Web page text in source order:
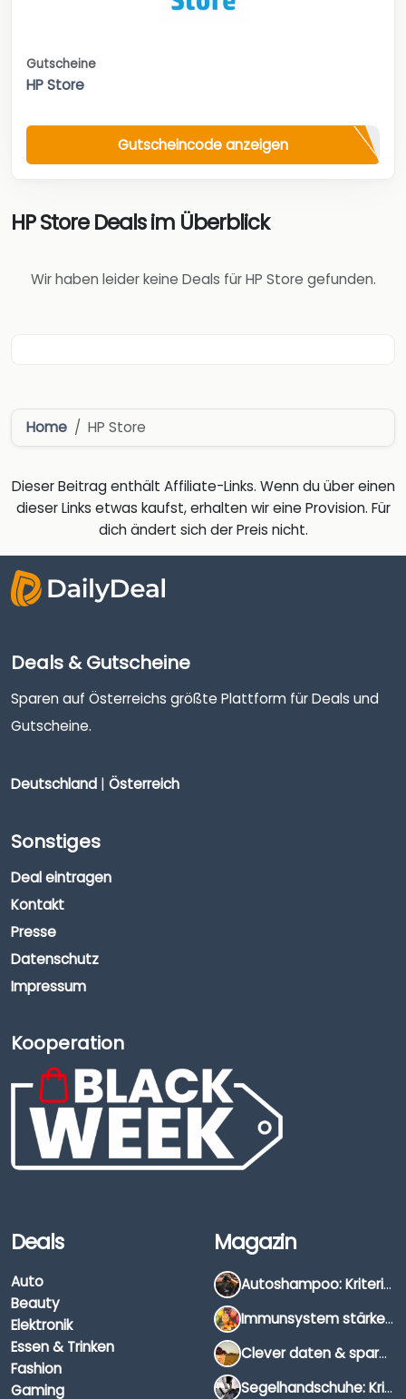
Gutscheine
HP Store
Gutscheincode anzeigen
HP Store Deals im Überblick
Wir haben leider keine Deals für HP Store gefunden.
Home HP Store
Dieser Beitrag enthält Affiliate-Links. Wenn du über einen
dieser Links etwas kaufst, erhalten wir eine Provision. Für
dich ändert sich der Preis nicht.
Deals & Gutscheine
Sparen auf Österreichs größte Plattform für Deals und
Gutscheine.
Deutschland | Österreich
Sonstiges
Deal eintragen
Kontakt
Presse
Datenschutz
Impressum
Kooperation
Deals
Auto
Beauty
Elektronik
Essen & Trinken
Fashion
Gaming
Magazin
Autoshampoo: Kriterien, Unterschiede & Anwendung
Immunsystem stärken: Hausmittel, Vitamine & Wissenswertes
Clever daten & sparen: So findest du die besten Deals für Dates und Unternehmungen
Segelhandschuhe: Kriterien, Materialien & Tipps